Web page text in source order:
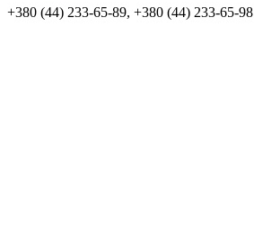
+380 (44) 233-65-89, +380 (44) 233-65-98